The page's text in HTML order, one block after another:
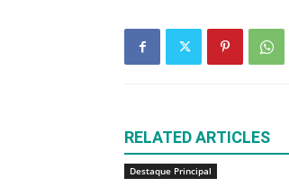
RELATED ARTICLES
Destaque Principal